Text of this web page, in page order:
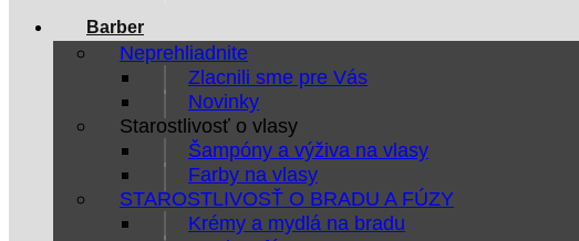
Barber
Neprehliadnite
Zlacnili sme pre Vás
Novinky
Starostlivosť o vlasy
Šampóny a výživa na vlasy
Farby na vlasy
STAROSTLIVOSŤ O BRADU A FÚZY
Krémy a mydlá na bradu